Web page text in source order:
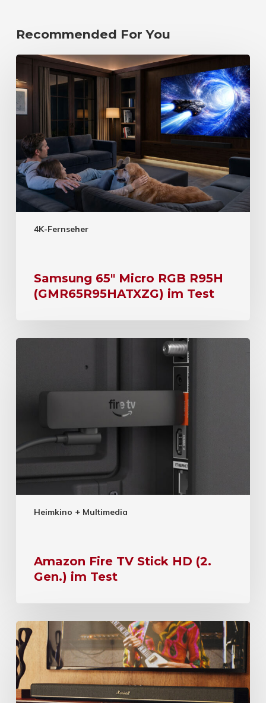
Recommended For You
4K-Fernseher
Samsung 65″ Micro RGB R95H
(GMR65R95HATXZG) im Test
Heimkino + Multimedia
Amazon Fire TV Stick HD (2.
Gen.) im Test